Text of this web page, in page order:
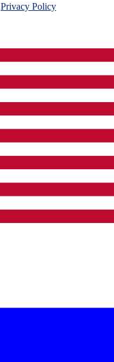
Privacy Policy